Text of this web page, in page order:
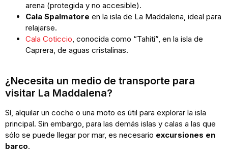
arena (protegida y no accesible).
Cala Spalmatore en la isla de La Maddalena, ideal para
relajarse.
Cala Coticcio, conocida como “Tahití”, en la isla de
Caprera, de aguas cristalinas.
¿Necesita un medio de transporte para
visitar La Maddalena?
Sí, alquilar un coche o una moto es útil para explorar la isla
principal. Sin embargo, para las demás islas y calas a las que
sólo se puede llegar por mar, es necesario excursiones en
barco.